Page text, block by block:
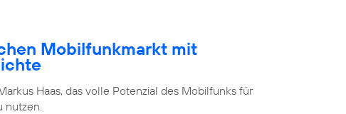
Mobilfunkmarkt mit
Haas, das volle Potenzial des Mobilfunks für